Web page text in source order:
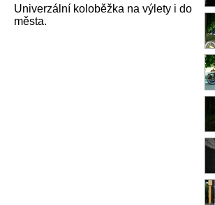
Univerzální koloběžka na výlety i do
města.